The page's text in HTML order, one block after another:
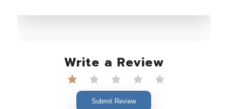
Write a Review
Submit Review